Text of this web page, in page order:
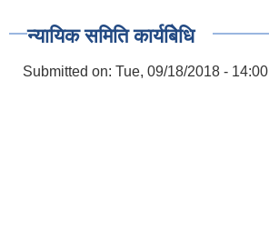
न्यायिक समिति कार्यबिेधि
Submitted on: Tue, 09/18/2018 - 14:00